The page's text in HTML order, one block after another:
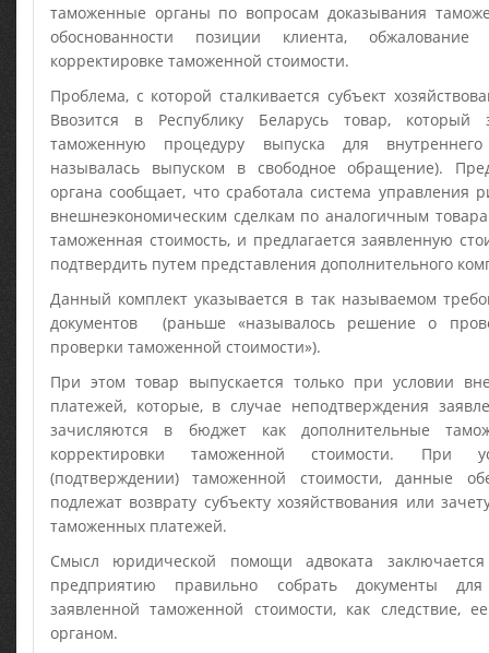
таможенные органы по вопросам доказывания
обоснованности позиции клиента,
корректировке таможенной стоимости.
Проблема, с которой сталкивается субъект
Ввозится в Республику Беларусь товар,
таможенную процедуру выпуска для
называлась выпуском в свободное обращение).
органа сообщает, что сработала система управления
внешнеэкономическим сделкам по аналогичным
таможенная стоимость, и предлагается заявленную
подтвердить путем представления дополнительного
Данный комплект указывается в так называемом
документов (раньше «называлось решение о
проверки таможенной стоимости»).
При этом товар выпускается только при условии
платежей, которые, в случае неподтверждения
зачисляются в бюджет как дополнительные
корректировки таможенной стоимости. При
(подтверждении) таможенной стоимости, данные
подлежат возврату субъекту хозяйствования или
таможенных платежей.
Смысл юридической помощи адвоката
предприятию правильно собрать документы для
заявленной таможенной стоимости, как следствие,
органом.